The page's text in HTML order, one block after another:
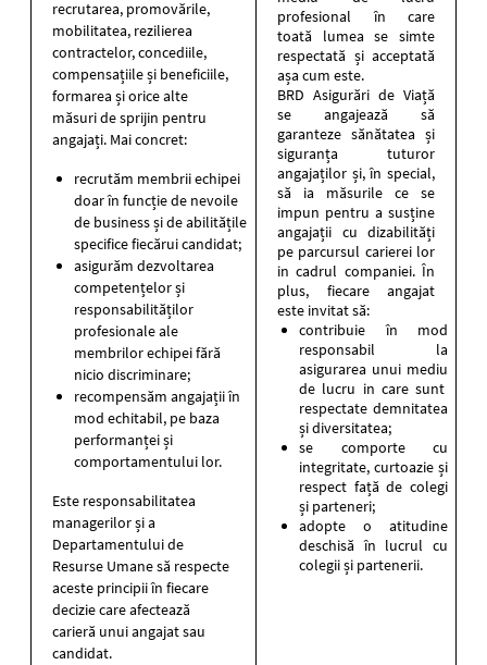
recrutarea, promovările,
mobilitatea, rezilierea
contractelor, concediile,
compensațiile și beneficiile,
formarea și orice alte
măsuri de sprijin pentru
angajați. Mai concret:
recrutăm membrii echipei
doar în funcție de nevoile
de business și de abilitățile
specifice fiecărui candidat;
asigurăm dezvoltarea
competențelor și
responsabilităților
profesionale ale
membrilor echipei fără
nicio discriminare;
recompensăm angajații în
mod echitabil, pe baza
performanței și
comportamentului lor.
Este responsabilitatea
managerilor și a
Departamentului de
Resurse Umane să respecte
aceste principii în fiecare
decizie care afectează
carieră unui angajat sau
candidat.
profesional în care
toată lumea se simte
respectată și acceptată
așa cum este.
BRD Asigurări de Viață
se angajează să
garanteze sănătatea și
siguranța tuturor
angajaților și, în special,
să ia măsurile ce se
impun pentru a susține
angajații cu dizabilități
pe parcursul carierei lor
in cadrul companiei. În
plus, fiecare angajat
este invitat să:
contribuie în mod
responsabil la
asigurarea unui mediu
de lucru in care sunt
respectate demnitatea
și diversitatea;
se comporte cu
integritate, curtoazie și
respect față de colegi
și parteneri;
adopte o atitudine
deschisă în lucrul cu
colegii și partenerii.